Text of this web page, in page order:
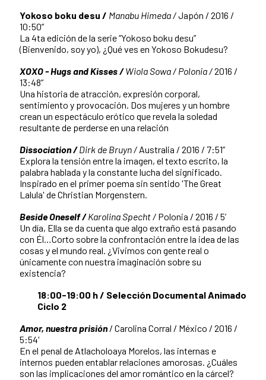
Yokoso boku desu / Manabu Himeda /Japón / 2016 /
10:50”
La 4ta edición de la serie “Yokoso boku desu”
(Bienvenido, soy yo), ¿Qué ves en Yokoso Bokudesu?
XOXO - Hugs and Kisses /Wiola Sowa / Polonia /2016 /
13:48”
Una historia de atracción, expresión corporal,
sentimiento y provocación. Dos mujeres y un hombre
crean un espectáculo erótico que revela la soledad
resultante de perderse en una relación
Dissociation /Dirk de Bruyn / Australia / 2016 / 7:51”
Explora la tensión entre la imagen, el texto escrito, la
palabra hablada y la constante lucha del significado.
Inspirado en el primer poema sin sentido 'The Great
Lalula' de Christian Morgenstern.
Beside Oneself /Karolina Specht / Polonia / 2016 / 5’
Un día, Ella se da cuenta que algo extraño está pasando
con Él…Corto sobre la confrontación entre la idea de las
cosas y el mundo real. ¿Vivimos con gente real o
únicamente con nuestra imaginación sobre su
existencia?
18:00-19:00 h / Selección Documental Animado
Ciclo 2
Amor, nuestra prisión / Carolina Corral / México / 2016 /
5:54'
En el penal de Atlacholoaya Morelos, las internas e
internos pueden entablar relaciones amorosas. ¿Cuáles
son las implicaciones del amor romántico en la cárcel?